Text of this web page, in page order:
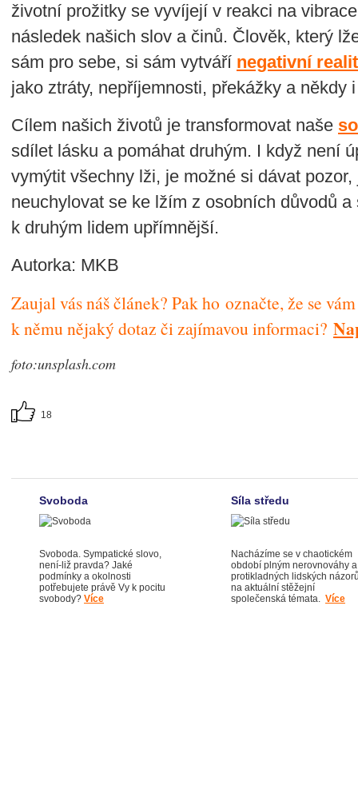
životní prožitky se vyvíjejí v reakci na
následek našich slov a činů. Člověk, který
sám pro sebe, si sám vytváří negativní
jako ztráty, nepříjemnosti, překážky a někdy
Cílem našich životů je transformovat naše
sdílet lásku a pomáhat druhým. I když není
vymýtit všechny lži, je možné si dávat
neuchylovat se ke lžím z osobních důvodů
k druhým lidem upřímnější.
Autorka: MKB
Zaujal vás náš článek? Pak ho označte, že se
k němu nějaký dotaz či zajímavou informaci?
foto:unsplash.com
18
Svoboda
Svoboda. Sympatické slovo,
není-liž pravda? Jaké
podmínky a okolnosti
potřebujete právě Vy k pocitu
svobody? Více
Síla středu
Nacházíme se v chaotickém
období plným nerovnováhy a
protikladných lidských
na aktuální stěžejní
společenská témata. Více